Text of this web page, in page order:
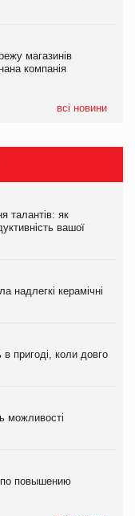
магазинів
компанія
всі новини
магазинів
компанія
за квартал
талантів: як
вашої
надлегкі керамічні
в пригоді, коли довго
можливості
повышению